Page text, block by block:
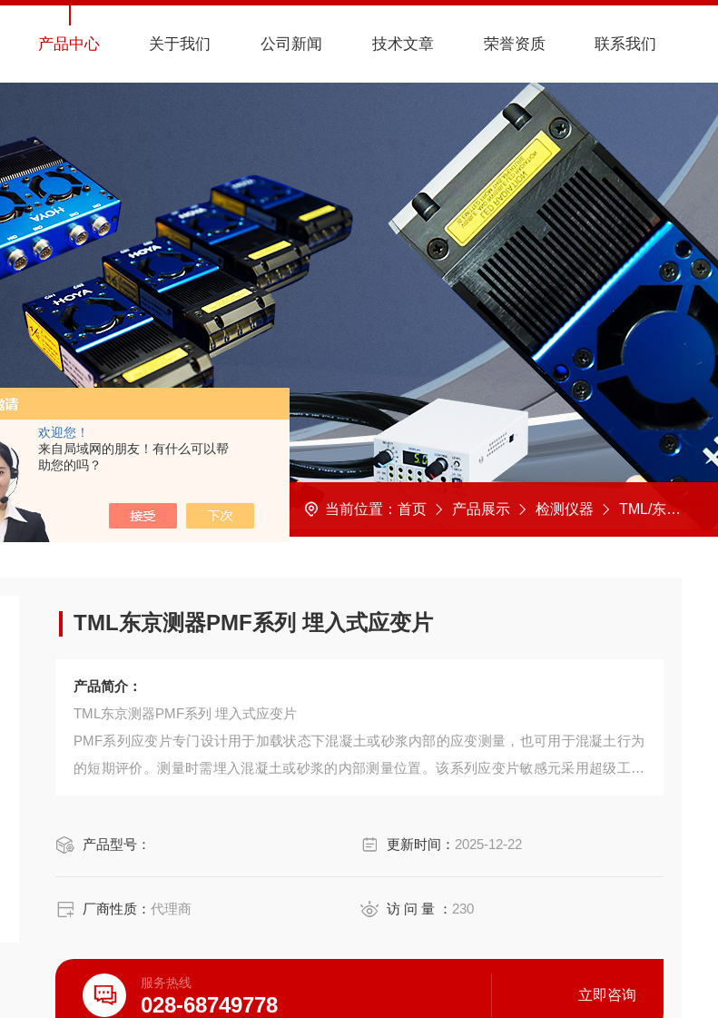
欢迎您！
来自局域网的朋友！有什么可以帮
助您的吗？
产品中心 关于我们 公司新闻 技术文章 荣誉资质 联系我们
当前位置： 首页 产品展示 检测仪器 TML/东京测器
TML东京测器PMF系列 埋入式应变片
产品简介：
TML东京测器PMF系列 埋入式应变片
PMF系列应变片专门设计用于加载状态下混凝土或砂浆内部的应变测量，也可用于混凝土行为
的短期评价。测量时需埋入混凝土或砂浆的内部测量位置。该系列应变片敏感元采用超级工程
产品型号：
更新时间： 2025-12-22
厂商性质：代理商 访 问 量 ： 230
服务热线
028-68749778 立即咨询